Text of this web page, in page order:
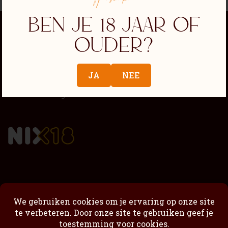
Consumo responsable de alcohol
Política de privacidad
Passimoncello Cremoso
Ben je 18 jaar of
ouder?
JA NEE